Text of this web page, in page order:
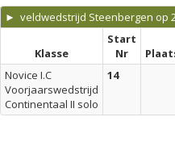
► veldwedstrijd Steenbergen op
Klasse
Start
Nr
Novice I.C
Voorjaarswedstrijd
Continentaal II solo
14